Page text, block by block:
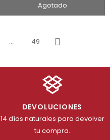
Agotado
… 49
Siguiente
DEVOLUCIONES
14 días naturales para devolver
tu compra.